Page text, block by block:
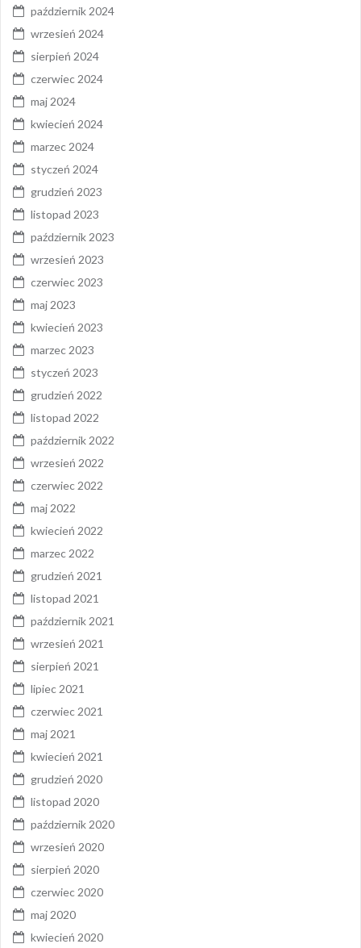
październik 2024
wrzesień 2024
sierpień 2024
czerwiec 2024
maj 2024
kwiecień 2024
marzec 2024
styczeń 2024
grudzień 2023
listopad 2023
październik 2023
wrzesień 2023
czerwiec 2023
maj 2023
kwiecień 2023
marzec 2023
styczeń 2023
grudzień 2022
listopad 2022
październik 2022
wrzesień 2022
czerwiec 2022
maj 2022
kwiecień 2022
marzec 2022
grudzień 2021
listopad 2021
październik 2021
wrzesień 2021
sierpień 2021
lipiec 2021
czerwiec 2021
maj 2021
kwiecień 2021
grudzień 2020
listopad 2020
październik 2020
wrzesień 2020
sierpień 2020
czerwiec 2020
maj 2020
kwiecień 2020